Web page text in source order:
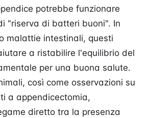
potrebbe funzionare
"riserva di batteri buoni". In
malattie intestinali, questi
a ristabilire l'equilibrio del
per una buona salute.
così come osservazioni su
a appendicectomia,
diretto tra la presenza